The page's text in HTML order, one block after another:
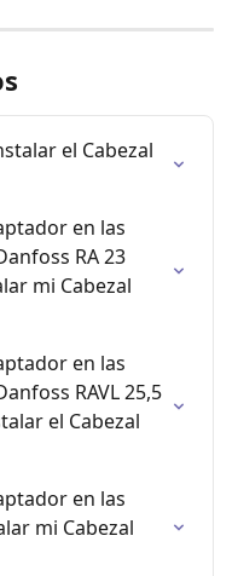
el Cabezal
en las
RA 23
mi Cabezal
en las
RAVL 25,5
el Cabezal
en las
mi Cabezal